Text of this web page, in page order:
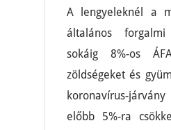
A lengyeleknél a
általános
sokáig 8%-os
zöldségeket és
koronavírus-
előbb 5%-ra